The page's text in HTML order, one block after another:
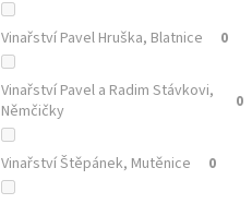
Vinařství Pavel Hruška, Blatnice 0
Vinařství Pavel a Radim Stávkovi,
Němčičky
0
Vinařství Štěpánek, Mutěnice 0